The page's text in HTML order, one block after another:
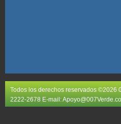
Todos los derechos reservados ©2026
2222-2678 E-mail: